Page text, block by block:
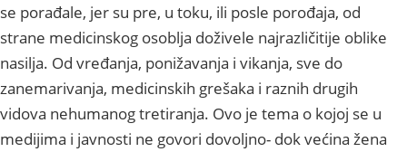
se porađale, jer su pre, u toku, ili posle porođaja, od
strane medicinskog osoblja doživele najrazličitije oblike
nasilja. Od vređanja, ponižavanja i vikanja, sve do
zanemarivanja, medicinskih grešaka i raznih drugih
vidova nehumanog tretiranja. Ovo je tema o kojoj se u
medijima i javnosti ne govori dovoljno- dok većina žena